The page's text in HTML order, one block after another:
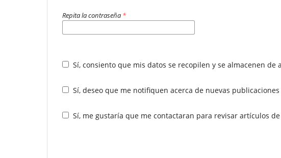
Repita la contraseña *
Sí, consiento que mis datos se recopilen y se almacenen de
Sí, deseo que me notifiquen acerca de nuevas publicaciones
Sí, me gustaría que me contactaran para revisar artículos